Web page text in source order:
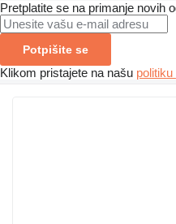
Pretplatite se na primanje novih
Potpišite se
Klikom pristajete na našu